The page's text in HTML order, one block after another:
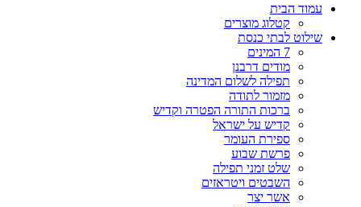
עמוד הבית
קטלוג מוצרים
שילוט לבתי כנסת
7 המינים
מודים דרבנן
תפילה לשלום המדינה
מזמור לתודה
ברכות התורה הפטרה וקדיש
קדיש על ישראל
ספירת העומר
פרשת שבוע
שלט זמני תפילה
השבטים ויטראזים
אשר יצר